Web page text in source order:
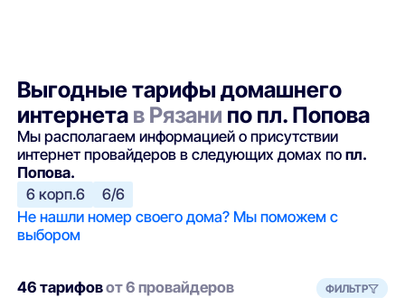
Выгодные тарифы домашнего
интернета в Рязани по пл. Попова
Мы располагаем информацией о присутствии
интернет провайдеров в следующих домах попл.
Попова.
6 корп.6
6/6
Не нашли номер своего дома? Мы поможем с
выбором
46 тарифовот 6 провайдеров ФИЛЬТР